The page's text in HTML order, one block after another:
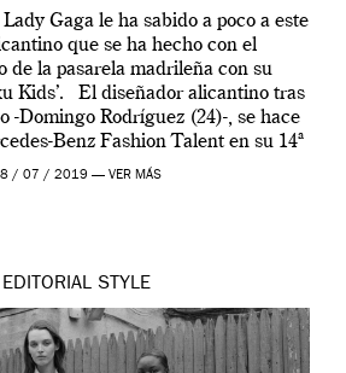
Gaga le ha sabido a poco a este
que se ha hecho con el
de la pasarela madrileña con su
Kids’. El diseñador alicantino tras
-Domingo Rodríguez (24)-, se hace
Benz Fashion Talent en su 14ª
edición. […]
/ 07 / 2019 — VER MÁS
EDITORIAL STYLE